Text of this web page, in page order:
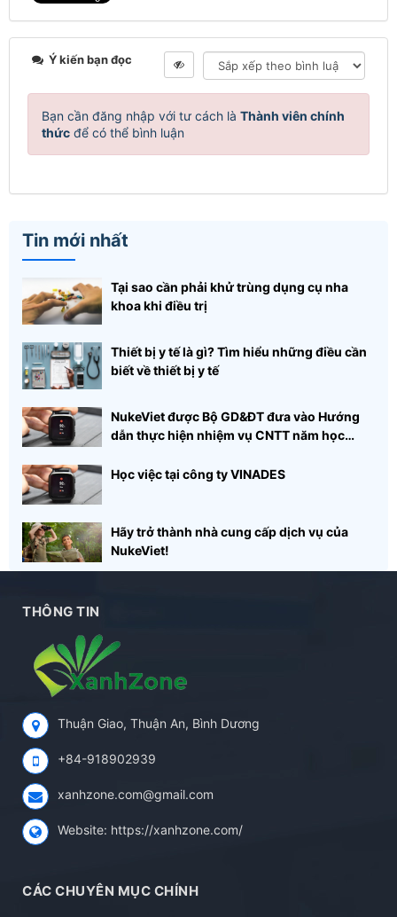
Ý kiến bạn đọc
Bạn cần đăng nhập với tư cách là Thành viên chính
thức để có thể bình luận
Tin mới nhất
Tại sao cần phải khử trùng dụng cụ nha
khoa khi điều trị
Thiết bị y tế là gì? Tìm hiểu những điều cần
biết về thiết bị y tế
NukeViet được Bộ GD&ĐT đưa vào Hướng
dẫn thực hiện nhiệm vụ CNTT năm học
Học việc tại công ty VINADES
Hãy trở thành nhà cung cấp dịch vụ của
NukeViet!
THÔNG TIN
Thuận Giao, Thuận An, Bình Dương
+84-918902939
xanhzone.com@gmail.com
Website: https://xanhzone.com/
CÁC CHUYÊN MỤC CHÍNH